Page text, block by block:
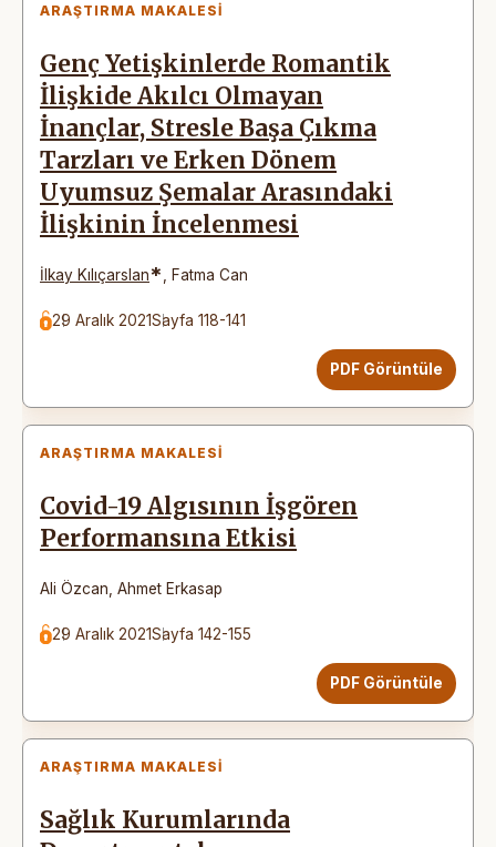
ARAŞTIRMA MAKALESI
Genç Yetişkinlerde Romantik
İlişkide Akılcı Olmayan
İnançlar, Stresle Başa Çıkma
Tarzları ve Erken Dönem
Uyumsuz Şemalar Arasındaki
İlişkinin İncelenmesi
İlkay Kılıçarslan* Fatma Can
29 Aralık 2021Sayfa 118-141
PDF Görüntüle
ARAŞTIRMA MAKALESI
Covid-19 Algısının İşgören
Performansına Etkisi
Ali Özcan Ahmet Erkasap
29 Aralık 2021Sayfa 142-155
PDF Görüntüle
ARAŞTIRMA MAKALESI
Sağlık Kurumlarında